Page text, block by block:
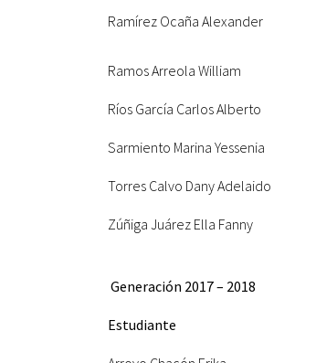
Ramírez Ocaña Alexander
Ramos Arreola William
Ríos García Carlos Alberto
Sarmiento Marina Yessenia
Torres Calvo Dany Adelaido
Zúñiga Juárez Ella Fanny
Generación 2017 – 2018
Estudiante